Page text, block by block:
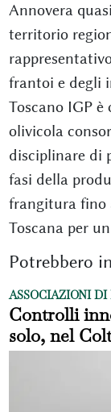
Annovera
territorio
frantoi e degli
Toscano IGP
olivicola
disciplinare di
fasi della
frangitura fino
Toscana per
Potrebbero
ASSOCIAZIONI DI
Controlli
solo, nel